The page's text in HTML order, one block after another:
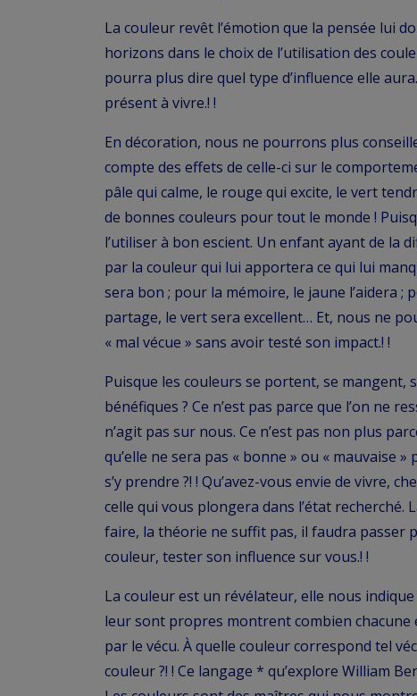
La couleur revêt l’émotion que la pensée lui
horizons dans le choix de l’utilisation des
pourra plus dire quel type d’influence elle
présent à vivre.! !
En décoration, nous ne pourrons plus
compte des effets de celle-ci sur le
pâle qui calme, le rouge qui excite, le vert
de bonnes couleurs pour tout le monde !
l’utiliser à bon escient. Un enfant ayant de la
par la couleur qui lui apportera ce qui lui
sera bon ; pour la mémoire, le jaune l’aidera ;
partage, le vert sera excellent… Et, nous ne
« mal vécue » sans avoir testé son impact.! !
Puisque les couleurs se portent, se mangent,
bénéfiques ? Ce n’est pas parce que l’on ne
n’agit pas sur nous. Ce n’est pas non plus
qu’elle ne sera pas « bonne » ou « mauvaise
s’y prendre ?! ! Qu’avez-vous envie de vivre,
celle qui vous plongera dans l’état recherché.
faire, la théorie ne suffit pas, il faudra passer
couleur, tester son influence sur vous.! !
La couleur est un révélateur, elle nous
leur sont propres montrent combien
par le vécu. À quelle couleur correspond tel
couleur ?! ! Ce langage * qu’explore William